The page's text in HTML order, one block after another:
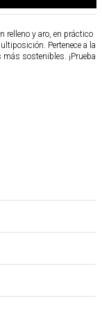
relleno y aro, en práctico
Pertenece a la
sostenibles. ¡Prueba